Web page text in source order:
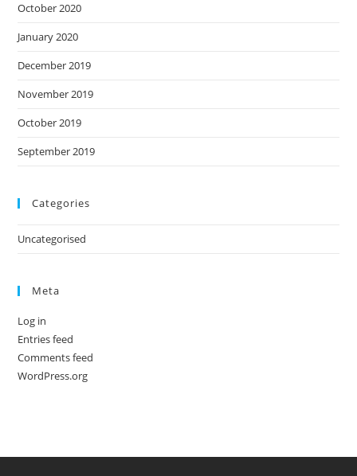
October 2020
January 2020
December 2019
November 2019
October 2019
September 2019
Categories
Uncategorised
Meta
Log in
Entries feed
Comments feed
WordPress.org